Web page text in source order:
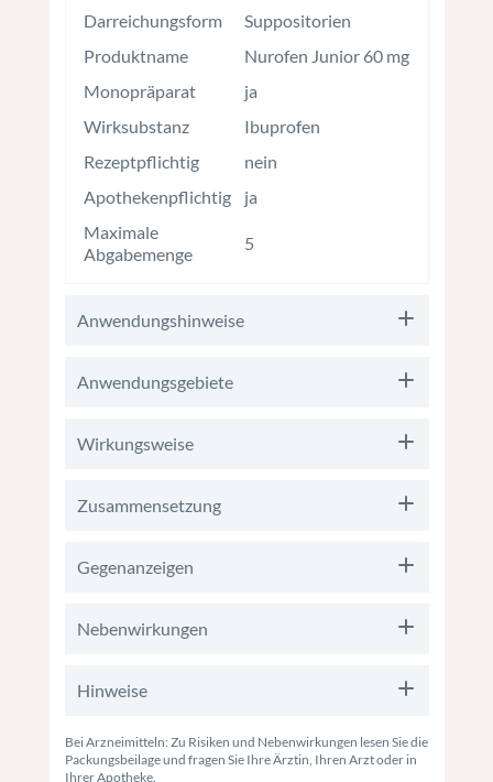
Darreichungsform
Suppositorien
Produktname
Nurofen Junior 60 mg
Monopräparat
ja
Wirksubstanz
Ibuprofen
Rezeptpflichtig
nein
Apothekenpflichtig
ja
Maximale
Abgabemenge
5
Anwendungshinweise
Anwendungsgebiete
Wirkungsweise
Zusammensetzung
Gegenanzeigen
Nebenwirkungen
Hinweise
Bei Arzneimitteln: Zu Risiken und Nebenwirkungen lesen Sie die
Packungsbeilage und fragen Sie Ihre Ärztin, Ihren Arzt oder in
Ihrer Apotheke.